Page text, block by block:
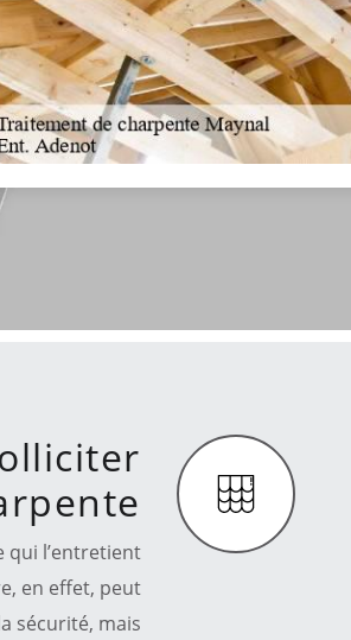
qui l’entretient
en effet, peut
sécurité, mais